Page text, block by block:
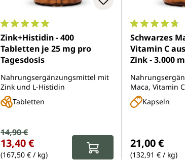
Durchschnittliche Bewertung von 5 von 5
Zink+Histidin - 400
Tabletten je 25 mg pro
Tagesdosis
Nahrungsergänzungsmittel mit
Zink und L-Histidin
Tabletten
Verkaufspreis:
Regulärer Preis:
14,90 €
13,40 €
(167,50 € / kg)
Schwarzes
Vitamin C
Zink - 3.000
Kapseln -
Maca, Vitamin
Zink
Kapseln
21,00 €
(132,91 € / kg)